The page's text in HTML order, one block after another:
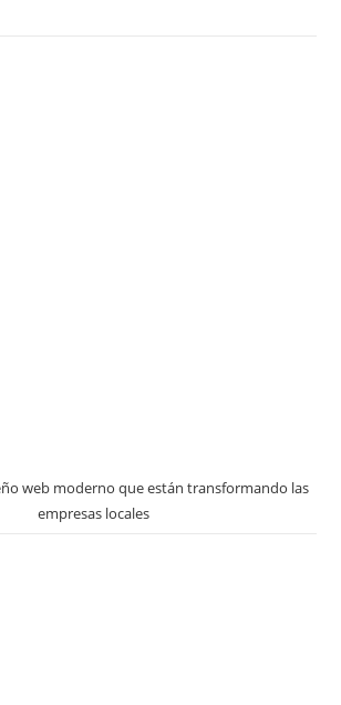
web moderno que están transformando las
empresas locales